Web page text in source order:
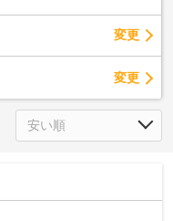
変更
変更